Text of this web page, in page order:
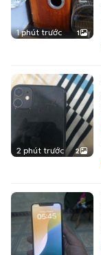
1 phút trước 1
2 phút trước 2